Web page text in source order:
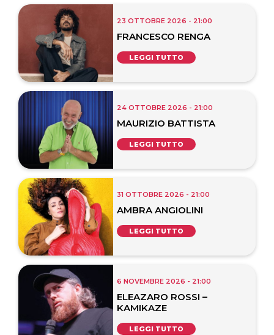
23 OTTOBRE 2026 - 21:00
FRANCESCO RENGA
LEGGI TUTTO
24 OTTOBRE 2026 - 21:00
MAURIZIO BATTISTA
LEGGI TUTTO
31 OTTOBRE 2026 - 21:00
AMBRA ANGIOLINI
LEGGI TUTTO
6 NOVEMBRE 2026 - 21:00
ELEAZARO ROSSI –
KAMIKAZE
LEGGI TUTTO